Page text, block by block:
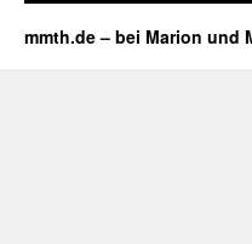
mmth.de – bei Marion und